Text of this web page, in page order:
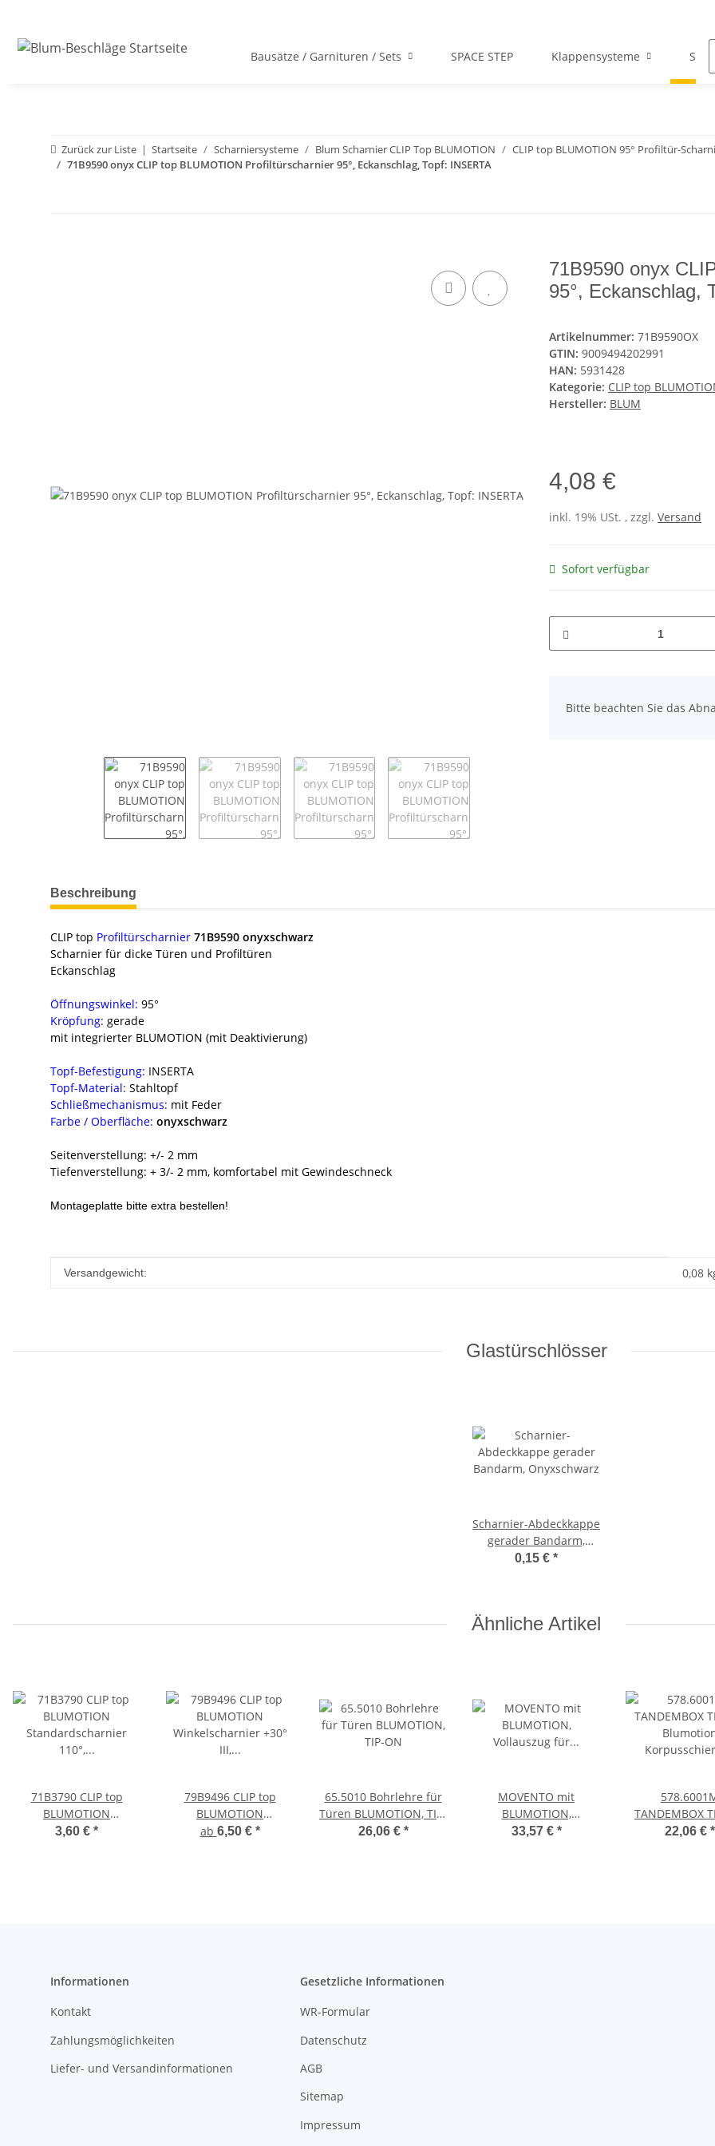
Bausätze / Garnituren / Sets SPACE STEP Klappensysteme
Zurück zur Liste Startseite Scharniersysteme Blum Scharnier CLIP Top BLUMOTION
CLIP top BLUMOTION 95° Profiltür-
71B9590 onyx CLIP top BLUMOTION Profiltürscharnier 95°, Eckanschlag, Topf: INSERTA
71B9590 onyx
95°, Eckanschlag,
Artikelnummer: 71B9590OX
GTIN: 9009494202991
HAN: 5931428
Kategorie: CLIP top
Hersteller: BLUM
4,08 €
inkl. 19% USt. , zzgl. Versand
Sofort verfügbar
Bitte beachten Sie das
weitere Registerkarten anzeigen
Beschreibung
CLIP top Profiltürscharnier 71B9590 onyxschwarz
Scharnier für dicke Türen und Profiltüren
Eckanschlag
Öffnungswinkel: 95°
Kröpfung: gerade
mit integrierter BLUMOTION (mit Deaktivierung)
Topf-Befestigung: INSERTA
Topf-Material: Stahltopf
Schließmechanismus: mit Feder
Farbe / Oberfläche: onyxschwarz
Seitenverstellung: +/- 2 mm
Tiefenverstellung: + 3/- 2 mm, komfortabel mit Gewindeschneck
Montageplatte bitte extra bestellen!
Produkteigenschaft
Wert
Versandgewicht: 0,08
Glastürschlösser
Scharnier-Abdeckkappe
gerader Bandarm,
Onyxschwarz
0,15 € *
Ähnliche Artikel
71B3790 CLIP top
BLUMOTION
Standardscharnier
3,60 € *
79B9496 CLIP top
BLUMOTION
Winkelscharnier +30°
ab 6,50 € *
65.5010 Bohrlehre für
Türen BLUMOTION, TIP-
ON
26,06 € *
MOVENTO mit
BLUMOTION,
Vollauszug für
33,57 € *
TANDEMBOX
22,06 € *
Informationen
Kontakt
Zahlungsmöglichkeiten
Liefer- und Versandinformationen
Gesetzliche Informationen
WR-Formular
Datenschutz
AGB
Sitemap
Impressum